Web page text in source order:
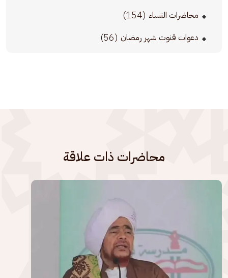
محاضرات النساء (154)
دعوات قنوت شهر رمضان (56)
محاضرات ذات علاقة
الصورة